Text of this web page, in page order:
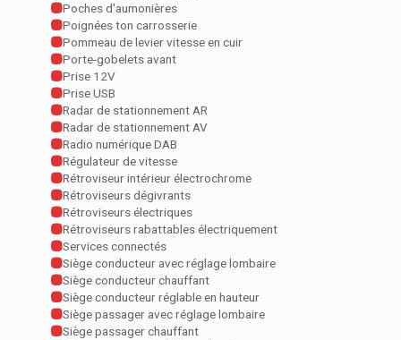
Poches d'aumonières
Poignées ton carrosserie
Pommeau de levier vitesse en cuir
Porte-gobelets avant
Prise 12V
Prise USB
Radar de stationnement AR
Radar de stationnement AV
Radio numérique DAB
Régulateur de vitesse
Rétroviseur intérieur électrochrome
Rétroviseurs dégivrants
Rétroviseurs électriques
Rétroviseurs rabattables électriquement
Services connectés
Siège conducteur avec réglage lombaire
Siège conducteur chauffant
Siège conducteur réglable en hauteur
Siège passager avec réglage lombaire
Siège passager chauffant